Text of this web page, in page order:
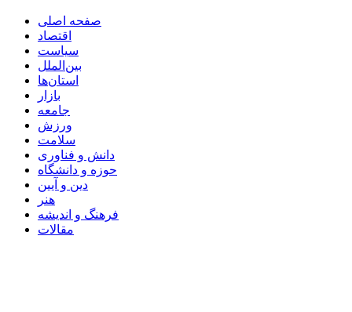
صفحه اصلی
اقتصاد
سیاست
بین‌الملل
استان‌ها
بازار
جامعه
ورزش
سلامت
دانش و فناوری
حوزه و دانشگاه
دین و آیین
هنر
فرهنگ و اندیشه
مقالات